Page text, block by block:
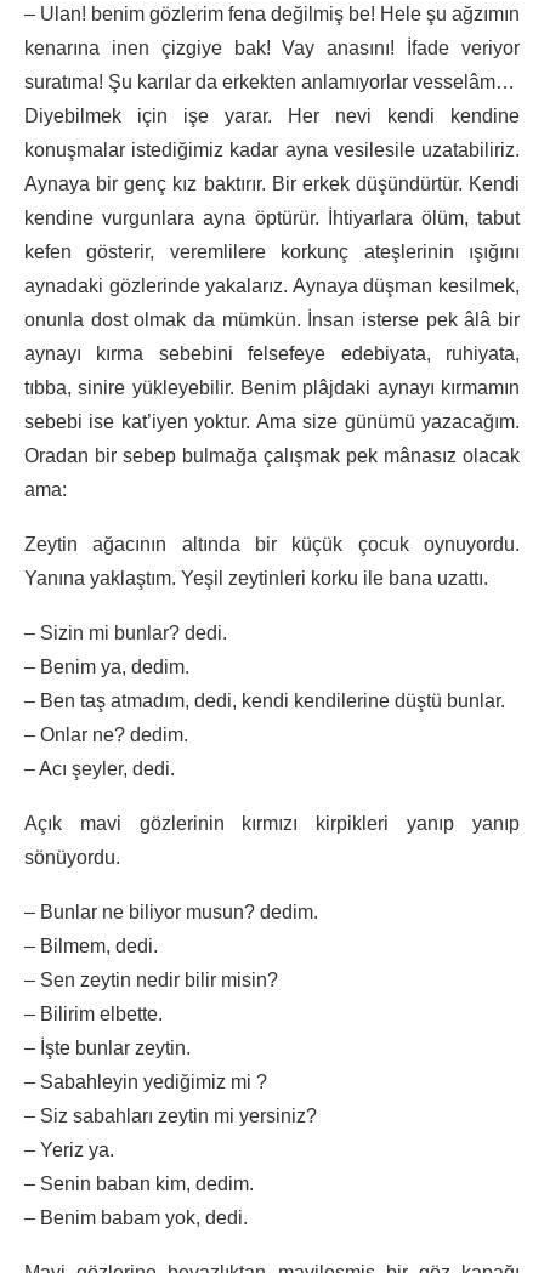
– Ulan! benim gözlerim fena değilmiş be! Hele şu ağzımın
kenarına inen çizgiye bak! Vay anasını! İfade veriyor
suratıma! Şu karılar da erkekten anlamıyorlar vesselâm…
Diyebilmek için işe yarar. Her nevi kendi kendine
konuşmalar istediğimiz kadar ayna vesilesile uzatabiliriz.
Aynaya bir genç kız baktırır. Bir erkek düşündürtür. Kendi
kendine vurgunlara ayna öptürür. İhtiyarlara ölüm, tabut
kefen gösterir, veremlilere korkunç ateşlerinin ışığını
aynadaki gözlerinde yakalarız. Aynaya düşman kesilmek,
onunla dost olmak da mümkün. İnsan isterse pek âlâ bir
aynayı kırma sebebini felsefeye edebiyata, ruhiyata,
tıbba, sinire yükleyebilir. Benim plâjdaki aynayı kırmamın
sebebi ise kat’iyen yoktur. Ama size günümü yazacağım.
Oradan bir sebep bulmağa çalışmak pek mânasız olacak
ama:
Zeytin ağacının altında bir küçük çocuk oynuyordu.
Yanına yaklaştım. Yeşil zeytinleri korku ile bana uzattı.
– Sizin mi bunlar? dedi.
– Benim ya, dedim.
– Ben taş atmadım, dedi, kendi kendilerine düştü bunlar.
– Onlar ne? dedim.
– Acı şeyler, dedi.
Açık mavi gözlerinin kırmızı kirpikleri yanıp yanıp
sönüyordu.
– Bunlar ne biliyor musun? dedim.
– Bilmem, dedi.
– Sen zeytin nedir bilir misin?
– Bilirim elbette.
– İşte bunlar zeytin.
– Sabahleyin yediğimiz mi ?
– Siz sabahları zeytin mi yersiniz?
– Yeriz ya.
– Senin baban kim, dedim.
– Benim babam yok, dedi.